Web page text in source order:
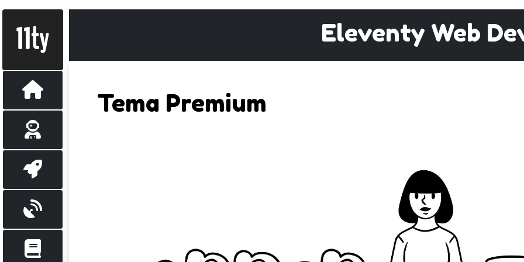
Eleventy Web
Tema Premium